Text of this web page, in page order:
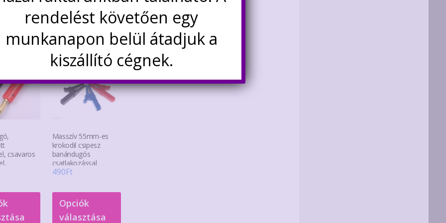
még…
csavaros
Ennek
terméknek
Masszív 55mm-es
krokodil csipesz
banándugós
csatlakozással
többféle színben
490Ft
Opciók
választása
rendelést követően egy
munkanapon belül átadjuk a
kiszállító cégnek.